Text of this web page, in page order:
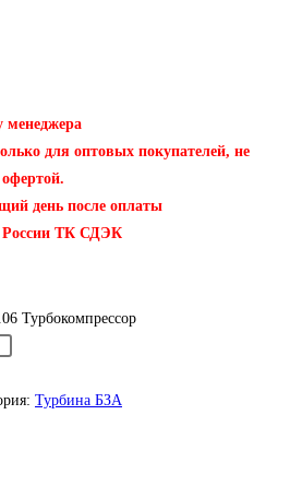
менеджера
для оптовых покупателей, не
день после оплаты
России ТК СДЭК
Турбокомпрессор
Турбина БЗА